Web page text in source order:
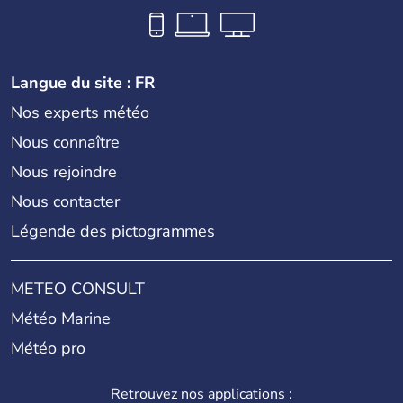
Langue du site : FR
Nos experts météo
Nous connaître
Nous rejoindre
Nous contacter
Légende des pictogrammes
METEO CONSULT
Météo Marine
Météo pro
Retrouvez nos applications :